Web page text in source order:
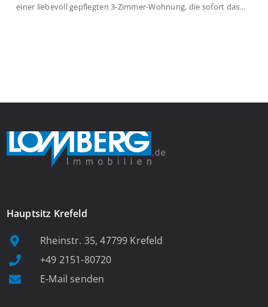
einer liebevoll gepflegten 3-Zimmer-Wohnung, die sofort das
Hauptsitz Krefeld
Rheinstr. 35, 47799 Krefeld
+49 2151-80720
E-Mail senden